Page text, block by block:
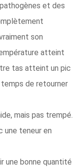
et des
son
atteint
tas atteint un pic
de retourner
mais pas trempé.
une teneur en
une bonne quantité